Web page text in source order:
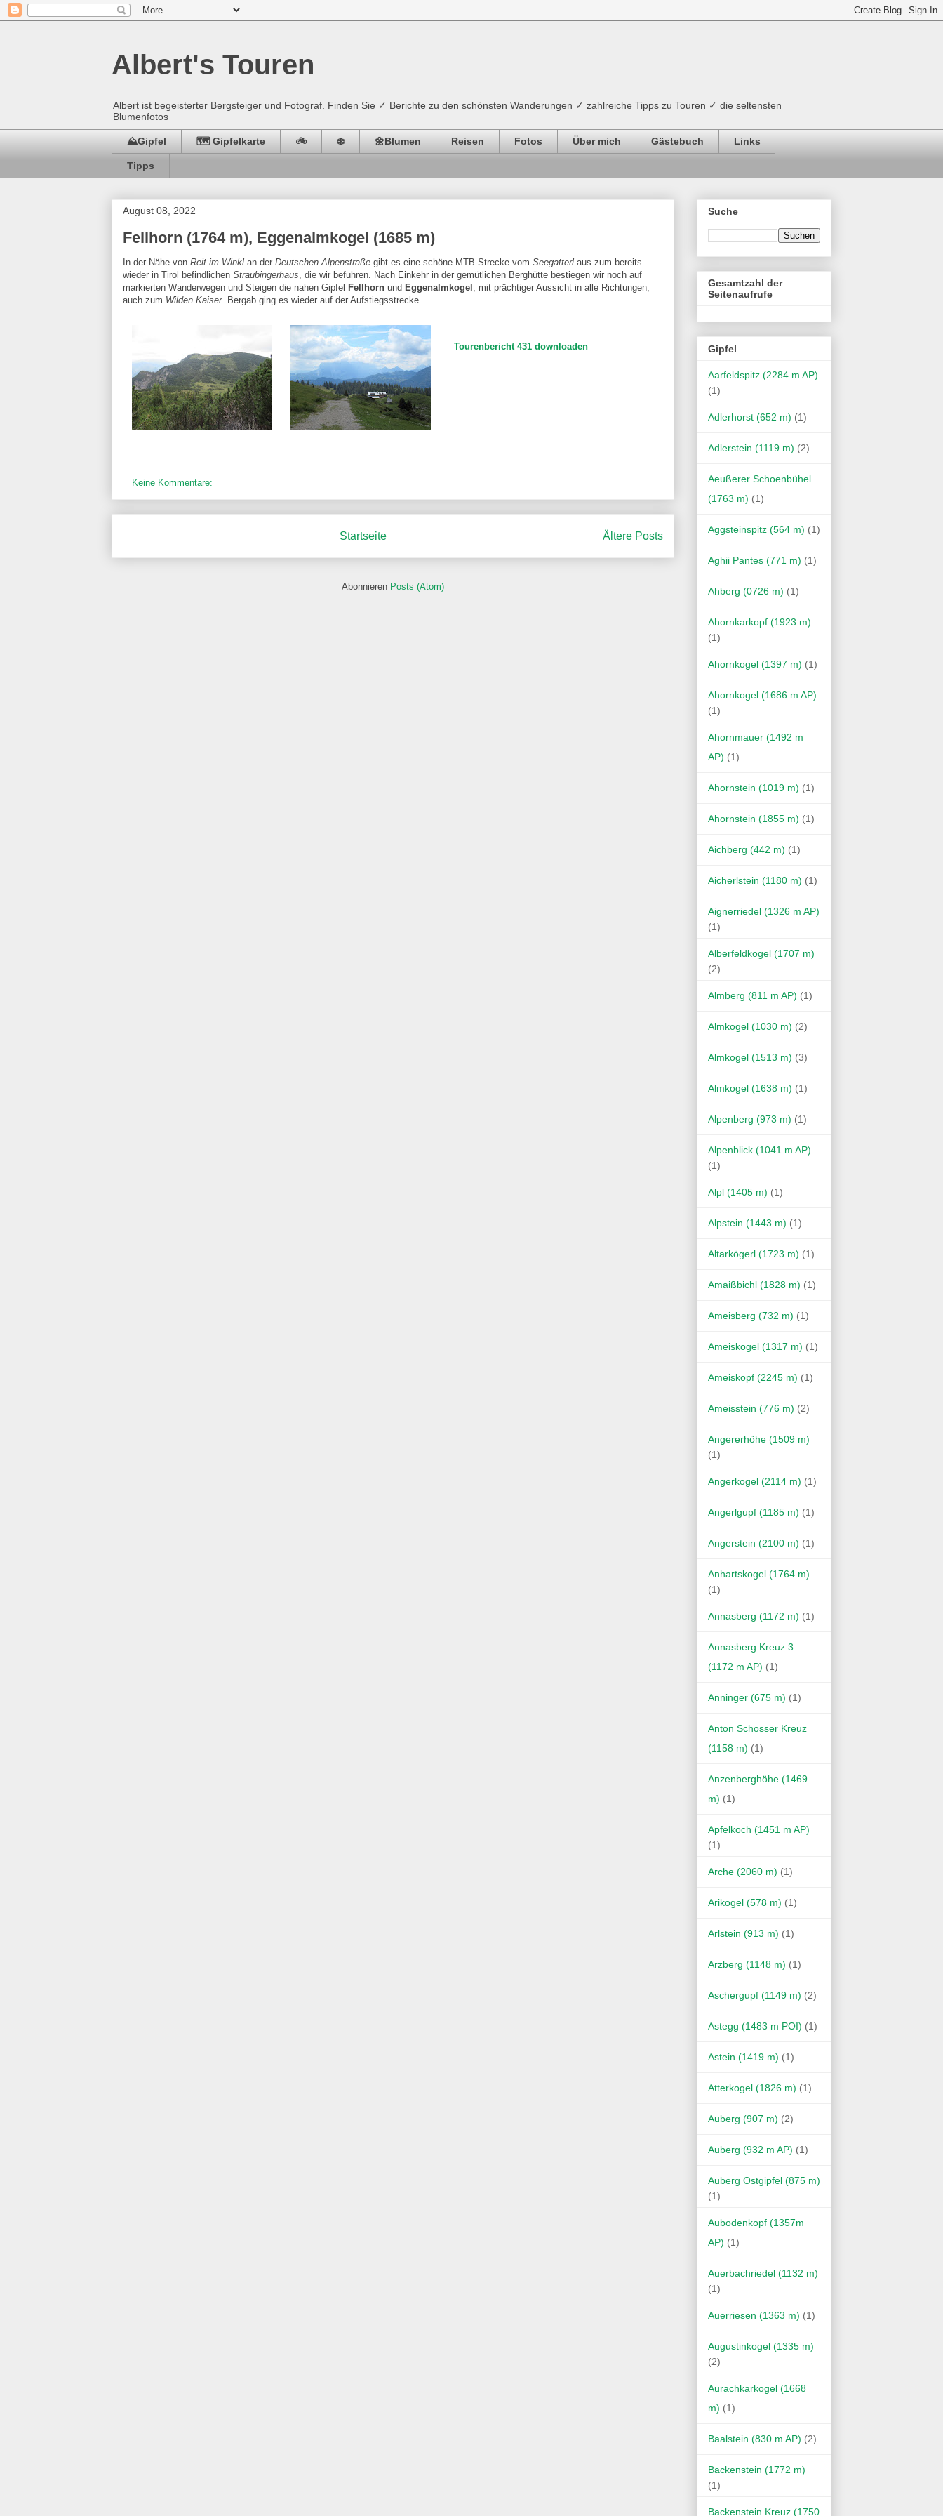
Albert's Touren
Albert ist begeisterter Bergsteiger und Fotograf. Finden Sie ✓ Berichte zu den schönsten Wanderungen ✓ zahlreiche Tipps zu Touren ✓ die seltensten
Blumenfotos
⛰️Gipfel 🗺️ Gipfelkarte 🚲 ❄️ 🌼Blumen Reisen Fotos Über mich Gästebuch Links
Tipps
August 08, 2022
Fellhorn (1764 m), Eggenalmkogel (1685 m)
In der Nähe von Reit im Winkl an der Deutschen Alpenstraße gibt es eine schöne MTB-Strecke vom Seegatterl aus zum bereits
wieder in Tirol befindlichen Straubingerhaus , die wir befuhren. Nach Einkehr in der gemütlichen Berghütte bestiegen wir noch auf
markierten Wanderwegen und Steigen die nahen Gipfel Fellhorn und Eggenalmkogel , mit prächtiger Aussicht in alle Richtungen,
auch zum Wilden Kaiser. Bergab ging es wieder auf der Aufstiegsstrecke.
Tourenbericht 431 downloaden
Keine Kommentare:
Ältere Posts
Startseite
Abonnieren Posts (Atom)
Suche
Gesamtzahl der
Seitenaufrufe
Gipfel
Aarfeldspitz (2284 m AP)
(1)
Adlerhorst (652 m) (1)
Adlerstein (1119 m) (2)
Aeußerer Schoenbühel
(1763 m) (1)
Aggsteinspitz (564 m) (1)
Aghii Pantes (771 m) (1)
Ahberg (0726 m) (1)
Ahornkarkopf (1923 m)
(1)
Ahornkogel (1397 m) (1)
Ahornkogel (1686 m AP)
(1)
Ahornmauer (1492 m
AP) (1)
Ahornstein (1019 m) (1)
Ahornstein (1855 m) (1)
Aichberg (442 m) (1)
Aicherlstein (1180 m) (1)
Aignerriedel (1326 m AP)
(1)
Alberfeldkogel (1707 m)
(2)
Almberg (811 m AP) (1)
Almkogel (1030 m) (2)
Almkogel (1513 m) (3)
Almkogel (1638 m) (1)
Alpenberg (973 m) (1)
Alpenblick (1041 m AP)
(1)
Alpl (1405 m) (1)
Alpstein (1443 m) (1)
Altarkögerl (1723 m) (1)
Amaißbichl (1828 m) (1)
Ameisberg (732 m) (1)
Ameiskogel (1317 m) (1)
Ameiskopf (2245 m) (1)
Ameisstein (776 m) (2)
Angererhöhe (1509 m)
(1)
Angerkogel (2114 m) (1)
Angerlgupf (1185 m) (1)
Angerstein (2100 m) (1)
Anhartskogel (1764 m)
(1)
Annasberg (1172 m) (1)
Annasberg Kreuz 3
(1172 m AP) (1)
Anninger (675 m) (1)
Anton Schosser Kreuz
(1158 m) (1)
Anzenberghöhe (1469
m) (1)
Apfelkoch (1451 m AP)
(1)
Arche (2060 m) (1)
Arikogel (578 m) (1)
Arlstein (913 m) (1)
Arzberg (1148 m) (1)
Aschergupf (1149 m) (2)
Astegg (1483 m POI) (1)
Astein (1419 m) (1)
Atterkogel (1826 m) (1)
Auberg (907 m) (2)
Auberg (932 m AP) (1)
Auberg Ostgipfel (875 m)
(1)
Aubodenkopf (1357m
AP) (1)
Auerbachriedel (1132 m)
(1)
Auerriesen (1363 m) (1)
Augustinkogel (1335 m)
(2)
Aurachkarkogel (1668
m) (1)
Baalstein (830 m AP) (2)
Backenstein (1772 m)
(1)
Backenstein Kreuz (1750